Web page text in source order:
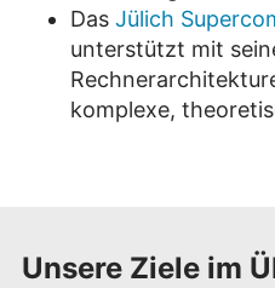
Das Jülich
unterstützt mit
komplexe,
Unsere Ziele im